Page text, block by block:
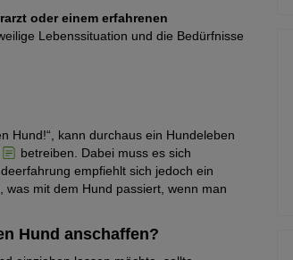
oder einem erfahrenen
Lebenssituation und die Bedürfnisse
Hund!“, kann durchaus ein Hundeleben
betreiben. Dabei muss es sich
empfiehlt sich jedoch ein
was mit dem Hund passiert, wenn man
Hund anschaffen?